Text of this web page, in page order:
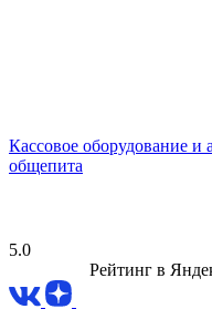
Кассовое оборудование и
общепита
5.0
Рейтинг в